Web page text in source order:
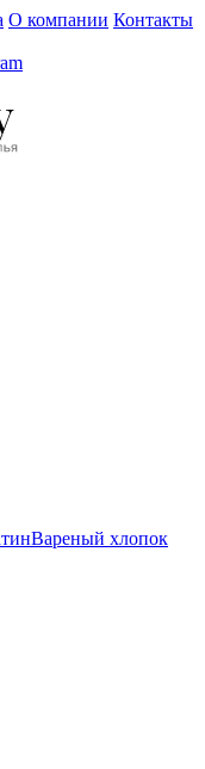
О компании Контакты
Вареный хлопок